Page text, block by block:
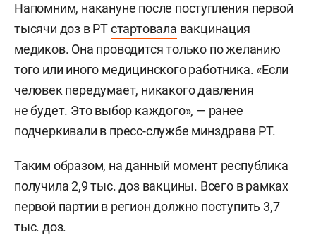
Напомним, накануне после поступления первой
тысячи доз в РТстартовала вакцинация
медиков. Она проводится только по желанию
того или иного медицинского работника. «Если
человек передумает, никакого давления
не будет. Это выбор каждого», — ранее
подчеркивали в пресс-службе минздрава РТ.
Таким образом, на данный момент республика
получила 2,9 тыс. доз вакцины. Всего в рамках
первой партии в регион должно поступить 3,7
тыс. доз.